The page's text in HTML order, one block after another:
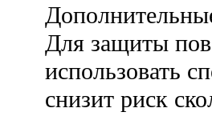
Для защиты
использовать
снизит риск